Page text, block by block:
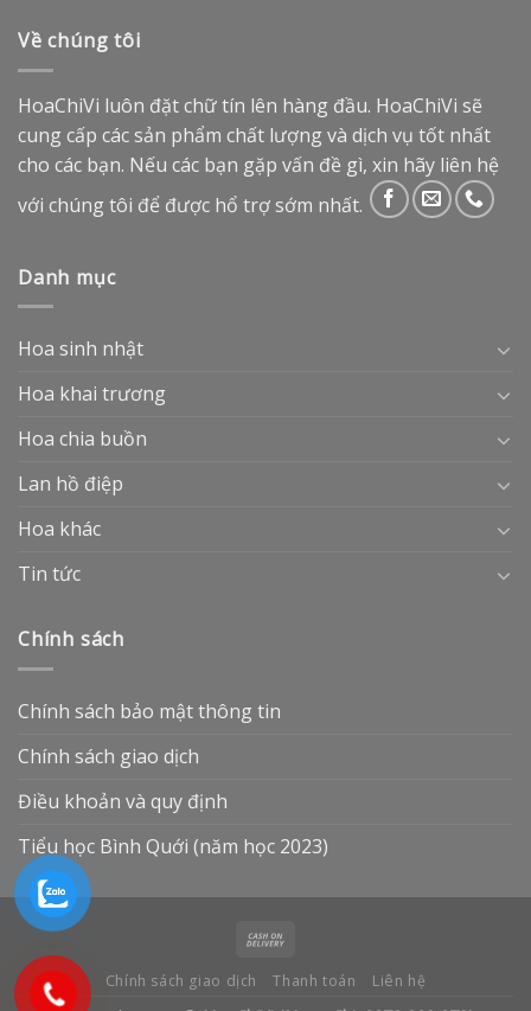
Về chúng tôi
HoaChiVi luôn đặt chữ tín lên hàng đầu. HoaChiVi sẽ
cung cấp các sản phẩm chất lượng và dịch vụ tốt nhất
cho các bạn. Nếu các bạn gặp vấn đề gì, xin hãy liên hệ
với chúng tôi để được hổ trợ sớm nhất.
Danh mục
Hoa sinh nhật
Hoa khai trương
Hoa chia buồn
Lan hồ điệp
Hoa khác
Tin tức
Chính sách
Chính sách bảo mật thông tin
Chính sách giao dịch
Điều khoản và quy định
Tiểu học Bình Quới (năm học 2023)
Chính sách giao dịch Thanh toán Liên hệ